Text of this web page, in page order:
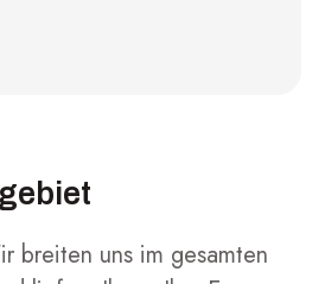
breiten uns im gesamten